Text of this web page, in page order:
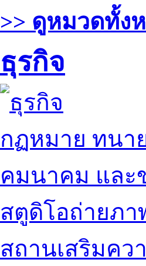
>> ดูหมวดทั้ง
ธุรกิจ
กฏหมาย ทนา
คมนาคม และ
สตูดิโอถ่ายภา
สถานเสริมคว